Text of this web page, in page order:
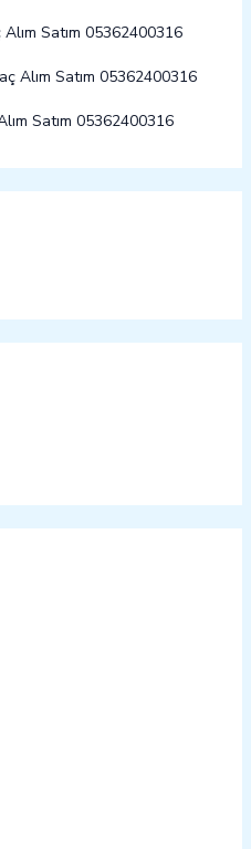
Satım 05362400316
Alım Satım 05362400316
Satım 05362400316